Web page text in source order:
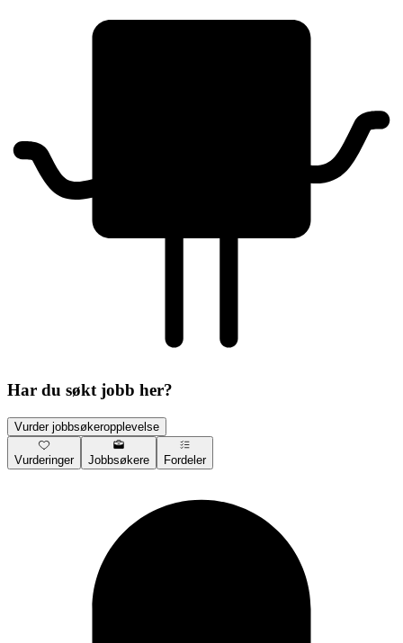
Har du søkt jobb her?
Vurder jobbsøkeropplevelse
Vurderinger Jobbsøkere Fordeler